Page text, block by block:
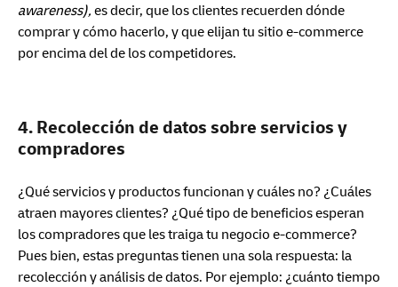
awareness), es decir, que los clientes recuerden dónde
comprar y cómo hacerlo, y que elijan tu sitio e-commerce
por encima del de los competidores.
4. Recolección de datos sobre servicios y
compradores
¿Qué servicios y productos funcionan y cuáles no? ¿Cuáles
atraen mayores clientes? ¿Qué tipo de beneficios esperan
los compradores que les traiga tu negocio e-commerce?
Pues bien, estas preguntas tienen una sola respuesta: la
recolección y análisis de datos. Por ejemplo: ¿cuánto tiempo